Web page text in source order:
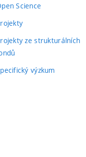
Science
ze strukturálních
výzkum